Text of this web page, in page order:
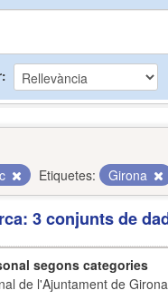
Etiquetes: Girona
3 conjunts de
segons categories
de l'Ajuntament de